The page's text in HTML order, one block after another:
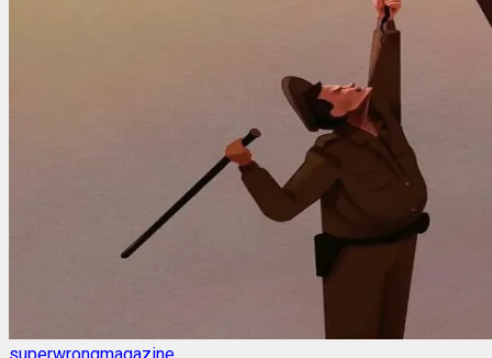
superwrongmagazine